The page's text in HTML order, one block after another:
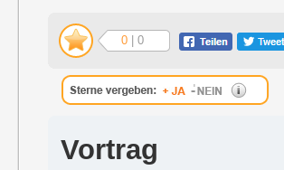
0 | 0
Vortrag